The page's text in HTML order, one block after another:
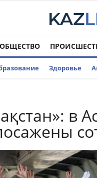
ОБЩЕСТВО
Здоровье
в